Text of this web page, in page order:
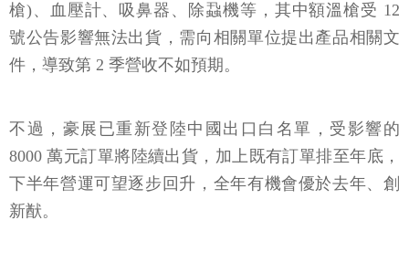
槍)、血壓計、吸鼻器、除蝨機等，其中額溫槍受 12
號公告影響無法出貨，需向相關單位提出產品相關文
件，導致第 2 季營收不如預期。
不過，豪展已重新登陸中國出口白名單，受影響的
8000 萬元訂單將陸續出貨，加上既有訂單排至年底，
下半年營運可望逐步回升，全年有機會優於去年、創
新猷。